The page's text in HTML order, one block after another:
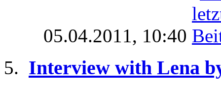
05.04.2011, 10:40
Interview with Lena